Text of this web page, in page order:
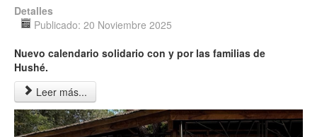
Detalles
Publicado: 20 Noviembre 2025
Nuevo calendario solidario con y por las familias de
Hushé.
Leer más...